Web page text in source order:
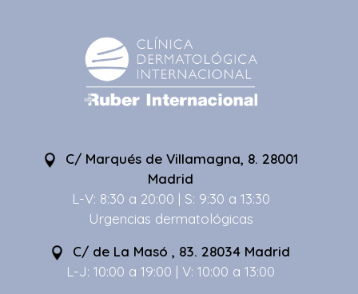
C/ Marqués de Villamagna, 8. 28001
Madrid
L-V: 8:30 a 20:00 | S: 9:30 a 13:30
Urgencias dermatológicas
C/ de La Masó , 83. 28034 Madrid
L-J: 10:00 a 19:00 | V: 10:00 a 13:00